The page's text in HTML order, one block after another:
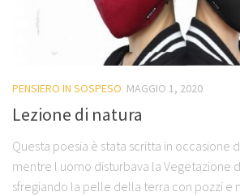
PENSIERO IN SOSPESO MAGGIO 1, 2020
Lezione di natura
Questa poesia è stata scritta in occasione
mentre l uomo disturbava la Vegetazione
sfregiando la pelle della terra con pozzi e